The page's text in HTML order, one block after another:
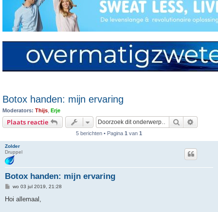
k
Botox handen: mijn ervaring
Moderators: Thijs Erje
Plaats reactie Zoek
5 berichten • Pagina 1 van 1
Zolder
Druppel
Botox handen: mijn ervaring
B
r
wo 03 jul 2019, 21:28
Hoi allemaal,